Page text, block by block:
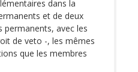
dans la
et de deux
permanents, avec les
de veto -, les mêmes
que les membres